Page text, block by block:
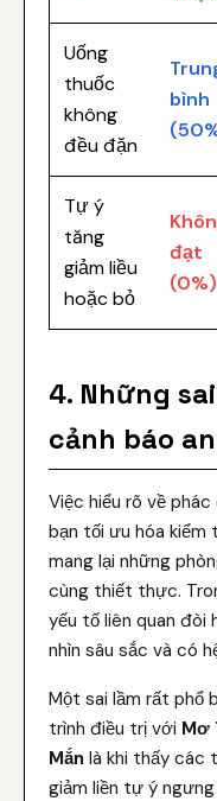
Uống
thuốc
không
đều đặn
bình
Tự ý
tăng
giảm liều
hoặc bỏ
đạt
(0%)
4. Những
cảnh báo
Việc hiểu rõ về
bạn tối ưu hóa kiểm
mang lại những
cùng thiết thực.
yếu tố liên quan đòi
nhìn sâu sắc và có
Một sai lầm rất phổ
trình điều trị với Mơ
Mắn là khi thấy các
giảm liền tự ý